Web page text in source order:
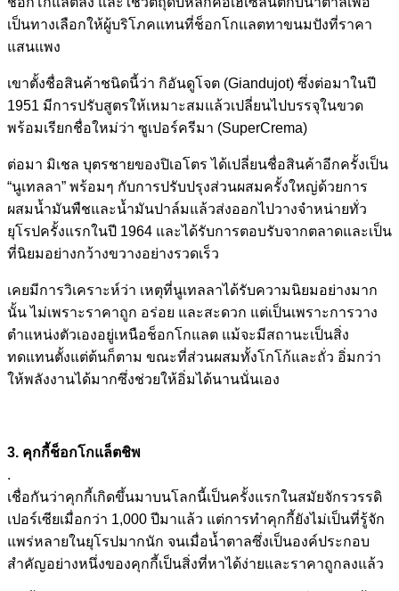
เป็นทางเลือกให้ผู้บริโภคแทนที่ช็อกโกแลตทาขนมปังที่ราคา
แสนแพง
เขาตั้งชื่อสินค้าชนิดนี้ว่า กิอันดูโจต (Giandujot) ซึ่งต่อมาในปี
1951 มีการปรับสูตรให้เหมาะสมแล้วเปลี่ยนไปบรรจุในขวด
พร้อมเรียกชื่อใหม่ว่า ซูเปอร์ครีมา (SuperCrema)
ต่อมา มิเชล บุตรชายของปิเอโตร ได้เปลี่ยนชื่อสินค้าอีกครั้งเป็น
“นูเทลลา” พร้อมๆ กับการปรับปรุงส่วนผสมครั้งใหญ่ด้วยการ
ผสมน้ำมันพืชและน้ำมันปาล์มแล้วส่งออกไปวางจำหน่ายทั่ว
ยุโรปครั้งแรกในปี 1964 และได้รับการตอบรับจากตลาดและเป็น
ที่นิยมอย่างกว้างขวางอย่างรวดเร็ว
เคยมีการวิเคราะห์ว่า เหตุที่นูเทลลาได้รับความนิยมอย่างมาก
นั้น ไม่เพราะราคาถูก อร่อย และสะดวก แต่เป็นเพราะการวาง
ตำแหน่งตัวเองอยู่เหนือช็อกโกแลต แม้จะมีสถานะเป็นสิ่ง
ทดแทนตั้งแต่ต้นก็ตาม ขณะที่ส่วนผสมทั้งโกโก้และถั่ว อิ่มกว่า
ให้พลังงานได้มากซึ่งช่วยให้อิ่มได้นานนั่นเอง
3. คุกกี้ช็อกโกแล็ตชิพ
.
เชื่อกันว่าคุกกี้เกิดขึ้นมาบนโลกนี้เป็นครั้งแรกในสมัยจักรวรรดิ
เปอร์เซียเมื่อกว่า 1,000 ปีมาแล้ว แต่การทำคุกกี้ยังไม่เป็นที่รู้จัก
แพร่หลายในยุโรปมากนัก จนเมื่อน้ำตาลซึ่งเป็นองค์ประกอบ
สำคัญอย่างหนึ่งของคุกกี้เป็นสิ่งที่หาได้ง่ายและราคาถูกลงแล้ว